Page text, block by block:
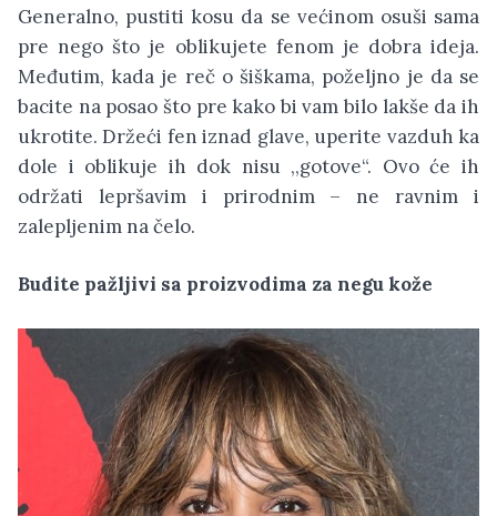
Generalno, pustiti kosu da se većinom osuši sama
pre nego što je oblikujete fenom je dobra ideja.
Međutim, kada je reč o šiškama, poželjno je da se
bacite na posao što pre kako bi vam bilo lakše da ih
ukrotite. Držeći fen iznad glave, uperite vazduh ka
dole i oblikuje ih dok nisu ,,gotove“. Ovo će ih
održati lepršavim i prirodnim – ne ravnim i
zalepljenim na čelo.
Budite pažljivi sa proizvodima za negu kože